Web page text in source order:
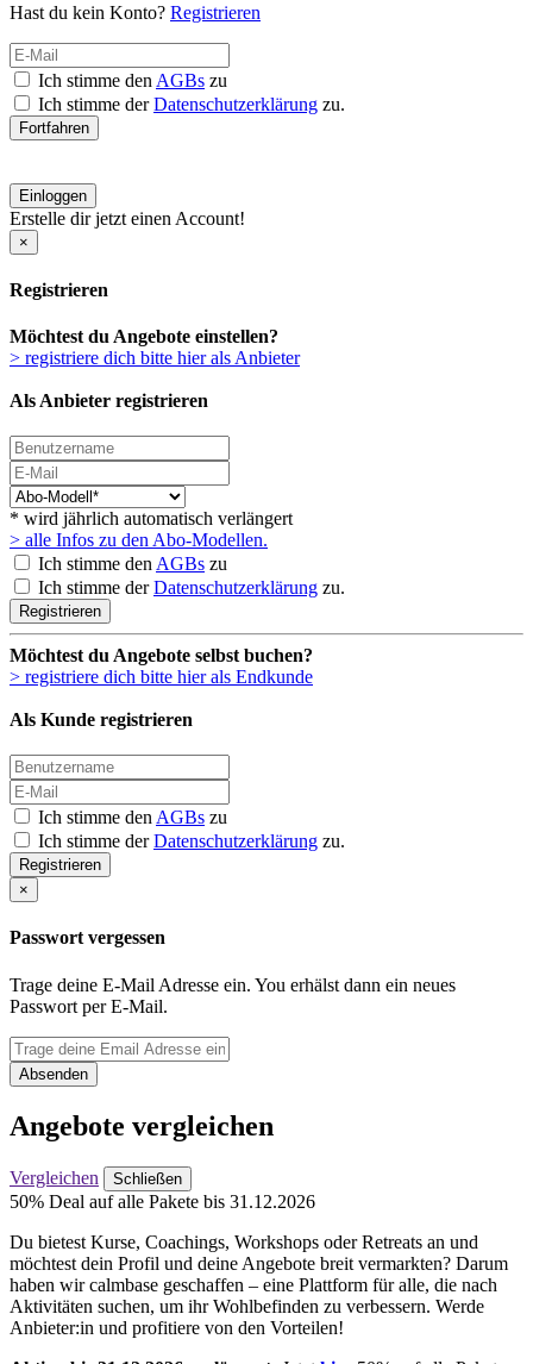
Hast du kein Konto? Registrieren
Ich stimme den AGBs zu
Ich stimme derDatenschutzerklärung zu.
Fortfahren
Einloggen
Erstelle dir jetzt einen Account!
×
Registrieren
Möchtest du Angebote einstellen?
> registriere dich bitte hier als Anbieter
Als Anbieter registrieren
* wird jährlich automatisch verlängert
> alle Infos zu den Abo-Modellen.
Ich stimme den AGBs zu
Ich stimme derDatenschutzerklärung zu.
Registrieren
Möchtest du Angebote selbst buchen?
> registriere dich bitte hier als Endkunde
Als Kunde registrieren
Ich stimme den AGBs zu
Ich stimme derDatenschutzerklärung zu.
Registrieren
×
Passwort vergessen
Trage deine E-Mail Adresse ein. You erhälst dann ein neues
Passwort per E-Mail.
Absenden
Angebote vergleichen
Vergleichen Schließen
50% Deal auf alle Pakete bis 31.12.2026
Du bietest Kurse, Coachings, Workshops oder Retreats an und
möchtest dein Profil und deine Angebote breit vermarkten? Darum
haben wir calmbase geschaffen – eine Plattform für alle, die nach
Aktivitäten suchen, um ihr Wohlbefinden zu verbessern. Werde
Anbieter:in und profitiere von den Vorteilen!